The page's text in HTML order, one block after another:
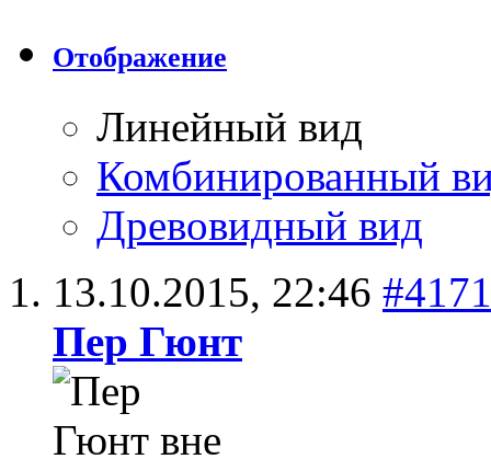
Отображение
Линейный вид
Комбинированный
Древовидный вид
13.10.2015, 22:46 #4171
Пер Гюнт